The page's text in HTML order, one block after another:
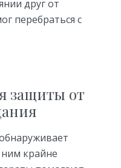
друг от
перебраться с
защиты от
ним крайне